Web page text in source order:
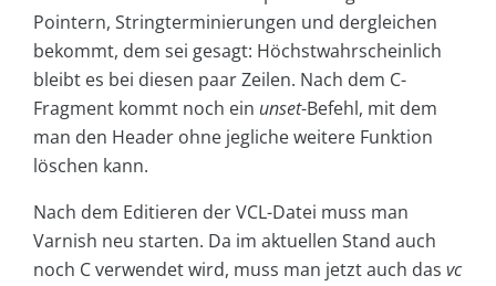
Pointern, Stringterminierungen und dergleichen
bekommt, dem sei gesagt: Höchstwahrscheinlich
bleibt es bei diesen paar Zeilen. Nach dem C-
Fragment kommt noch ein unset-Befehl, mit dem
man den Header ohne jegliche weitere Funktion
löschen kann.
Nach dem Editieren der VCL-Datei muss man
Varnish neu starten. Da im aktuellen Stand auch
noch C verwendet wird, muss man jetzt auch das vc